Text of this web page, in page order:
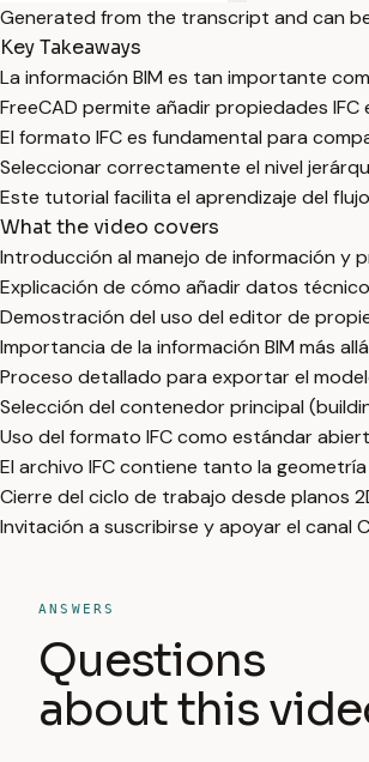
Generated from the transcript and can
Key Takeaways
La información BIM es tan importante
FreeCAD permite añadir propiedades
El formato IFC es fundamental para
Seleccionar correctamente el nivel
Este tutorial facilita el aprendizaje del
What the video covers
Introducción al manejo de información y
Explicación de cómo añadir datos
Demostración del uso del editor de
Importancia de la información BIM más
Proceso detallado para exportar el
Selección del contenedor principal
Uso del formato IFC como estándar
El archivo IFC contiene tanto la
Cierre del ciclo de trabajo desde planos
Invitación a suscribirse y apoyar el canal
ANSWERS
Questions
about this